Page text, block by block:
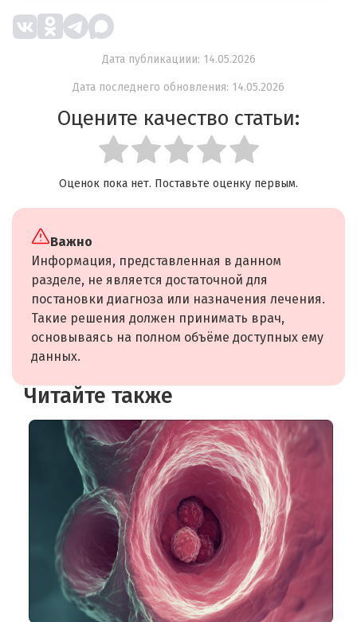
Дата публикациии: 14.05.2026
Дата последнего обновления: 14.05.2026
Оцените качество статьи:
Оценок пока нет. Поставьте оценку первым.
Важно
Информация, представленная в данном
разделе, не является достаточной для
постановки диагноза или назначения лечения.
Такие решения должен принимать врач,
основываясь на полном объёме доступных ему
данных.
Читайте также